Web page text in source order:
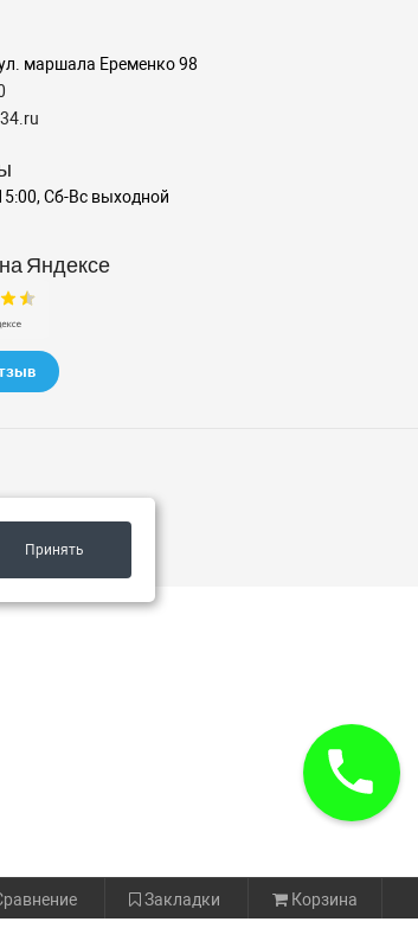
маршала Еременко 98
Сб-Вс выходной
Яндексе
Принять
Закладки Корзина